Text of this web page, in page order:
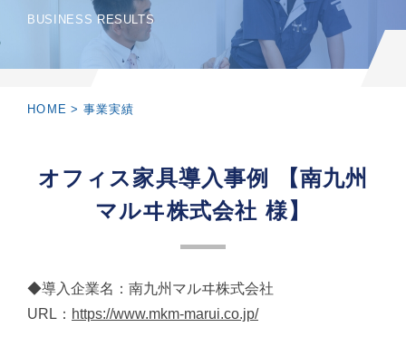
BUSINESS RESULTS
HOME > 事業実績
オフィス家具導入事例 【南九州
マルヰ株式会社 様】
◆導入企業名：南九州マルヰ株式会社
URL： https://www.mkm-marui.co.jp/